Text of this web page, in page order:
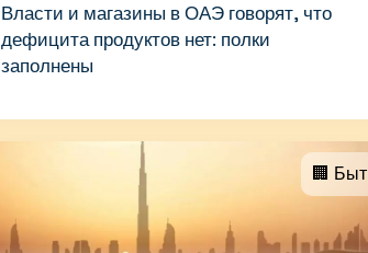
Власти и магазины в ОАЭ говорят, что
дефицита продуктов нет: полки
заполнены
🏢 Быт